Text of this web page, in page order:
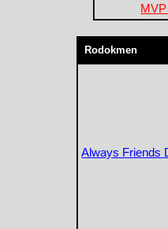
Rodokmen
Always Friends